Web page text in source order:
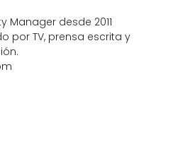
desde 2011
por TV, prensa escrita y